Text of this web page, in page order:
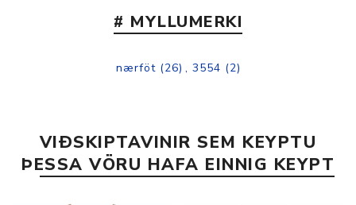
# MYLLUMERKI
nærföt (26) , 3554 (2)
VIÐSKIPTAVINIR SEM KEYPTU
ÞESSA VÖRU HAFA EINNIG KEYPT